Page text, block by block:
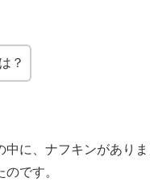
？
中に、ナフキンがあり
です。